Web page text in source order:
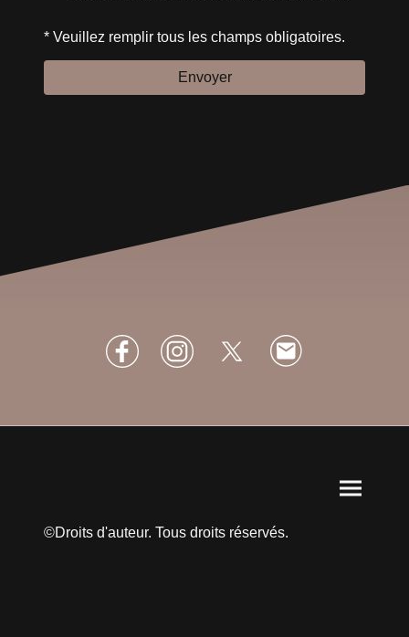
* Veuillez remplir tous les champs obligatoires.
Envoyer
©Droits d'auteur. Tous droits réservés.